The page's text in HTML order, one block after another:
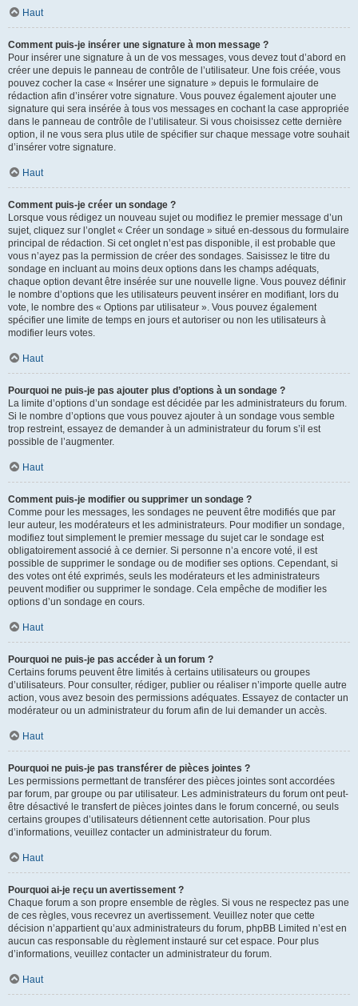
Haut
Comment puis-je insérer une signature à mon message ?
Pour insérer une signature à un de vos messages, vous devez tout d’abord en
créer une depuis le panneau de contrôle de l’utilisateur. Une fois créée, vous
pouvez cocher la case « Insérer une signature » depuis le formulaire de
rédaction afin d’insérer votre signature. Vous pouvez également ajouter une
signature qui sera insérée à tous vos messages en cochant la case appropriée
dans le panneau de contrôle de l’utilisateur. Si vous choisissez cette dernière
option, il ne vous sera plus utile de spécifier sur chaque message votre souhait
d’insérer votre signature.
Haut
Comment puis-je créer un sondage ?
Lorsque vous rédigez un nouveau sujet ou modifiez le premier message d’un
sujet, cliquez sur l’onglet « Créer un sondage » situé en-dessous du formulaire
principal de rédaction. Si cet onglet n’est pas disponible, il est probable que
vous n’ayez pas la permission de créer des sondages. Saisissez le titre du
sondage en incluant au moins deux options dans les champs adéquats,
chaque option devant être insérée sur une nouvelle ligne. Vous pouvez définir
le nombre d’options que les utilisateurs peuvent insérer en modifiant, lors du
vote, le nombre des « Options par utilisateur ». Vous pouvez également
spécifier une limite de temps en jours et autoriser ou non les utilisateurs à
modifier leurs votes.
Haut
Pourquoi ne puis-je pas ajouter plus d’options à un sondage ?
La limite d’options d’un sondage est décidée par les administrateurs du forum.
Si le nombre d’options que vous pouvez ajouter à un sondage vous semble
trop restreint, essayez de demander à un administrateur du forum s’il est
possible de l’augmenter.
Haut
Comment puis-je modifier ou supprimer un sondage ?
Comme pour les messages, les sondages ne peuvent être modifiés que par
leur auteur, les modérateurs et les administrateurs. Pour modifier un sondage,
modifiez tout simplement le premier message du sujet car le sondage est
obligatoirement associé à ce dernier. Si personne n’a encore voté, il est
possible de supprimer le sondage ou de modifier ses options. Cependant, si
des votes ont été exprimés, seuls les modérateurs et les administrateurs
peuvent modifier ou supprimer le sondage. Cela empêche de modifier les
options d’un sondage en cours.
Haut
Pourquoi ne puis-je pas accéder à un forum ?
Certains forums peuvent être limités à certains utilisateurs ou groupes
d’utilisateurs. Pour consulter, rédiger, publier ou réaliser n’importe quelle autre
action, vous avez besoin des permissions adéquates. Essayez de contacter un
modérateur ou un administrateur du forum afin de lui demander un accès.
Haut
Pourquoi ne puis-je pas transférer de pièces jointes ?
Les permissions permettant de transférer des pièces jointes sont accordées
par forum, par groupe ou par utilisateur. Les administrateurs du forum ont peut-
être désactivé le transfert de pièces jointes dans le forum concerné, ou seuls
certains groupes d’utilisateurs détiennent cette autorisation. Pour plus
d’informations, veuillez contacter un administrateur du forum.
Haut
Pourquoi ai-je reçu un avertissement ?
Chaque forum a son propre ensemble de règles. Si vous ne respectez pas une
de ces règles, vous recevrez un avertissement. Veuillez noter que cette
décision n’appartient qu’aux administrateurs du forum, phpBB Limited n’est en
aucun cas responsable du règlement instauré sur cet espace. Pour plus
d’informations, veuillez contacter un administrateur du forum.
Haut